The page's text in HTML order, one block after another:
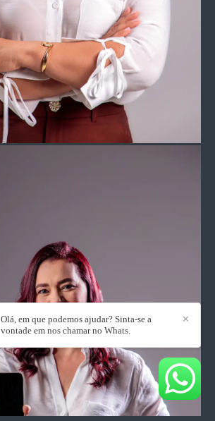
✕
Olá, em que podemos ajudar? Sinta-se a
vontade em nos chamar no Whats.